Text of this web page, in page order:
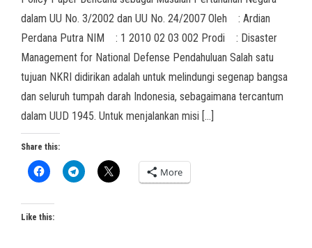
dalam UU No. 3/2002 dan UU No. 24/2007 Oleh : Ardian
Perdana Putra NIM : 1 2010 02 03 002 Prodi : Disaster
Management for National Defense Pendahuluan Salah satu
tujuan NKRI didirikan adalah untuk melindungi segenap bangsa
dan seluruh tumpah darah Indonesia, sebagaimana tercantum
dalam UUD 1945. Untuk menjalankan misi […]
Share this:
More
Like this: